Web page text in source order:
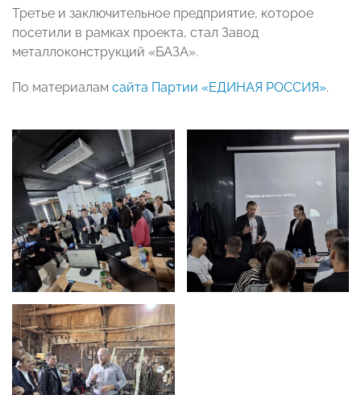
Третье и заключительное предприятие, которое
посетили в рамках проекта, стал Завод
металлоконструкций «БАЗА».
По материалам сайта Партии «ЕДИНАЯ РОССИЯ».